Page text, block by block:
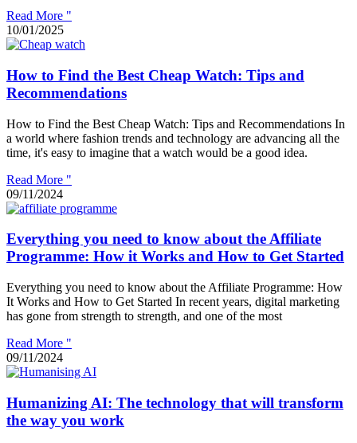
Read More "
10/01/2025
How to Find the Best Cheap Watch: Tips and
Recommendations
How to Find the Best Cheap Watch: Tips and Recommendations In
a world where fashion trends and technology are advancing all the
time, it's easy to imagine that a watch would be a good idea.
Read More "
09/11/2024
Everything you need to know about the Affiliate
Programme: How it Works and How to Get Started
Everything you need to know about the Affiliate Programme: How
It Works and How to Get Started In recent years, digital marketing
has gone from strength to strength, and one of the most
Read More "
09/11/2024
Humanizing AI: The technology that will transform
the way you work